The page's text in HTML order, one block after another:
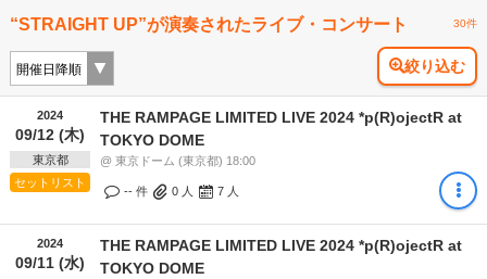
“STRAIGHT UP”が演奏されたライブ・コンサート 30件
絞り込む
2024
09/12 (木)
東京都
セットリスト
THE RAMPAGE LIMITED LIVE 2024 *p(R)ojectR at
TOKYO DOME
@ 東京ドーム (東京都) 18:00
-- 件 0 人 7 人
2024
09/11 (水)
THE RAMPAGE LIMITED LIVE 2024 *p(R)ojectR at
TOKYO DOME